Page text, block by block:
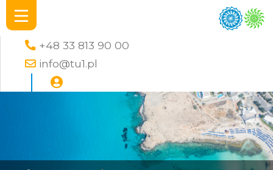
+48 33 813 90 00
info@tu1.pl